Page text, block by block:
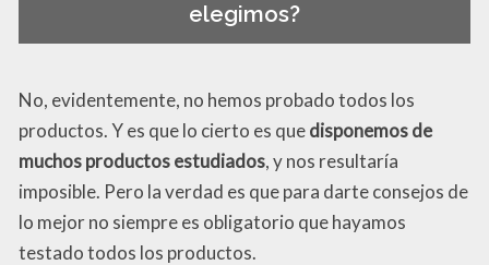
elegimos?
No, evidentemente, no hemos probado todos los
productos. Y es que lo cierto es quedisponemos de
muchos productos estudiados, y nos resultaría
imposible. Pero la verdad es que para darte consejos de
lo mejor no siempre es obligatorio que hayamos
testado todos los productos.